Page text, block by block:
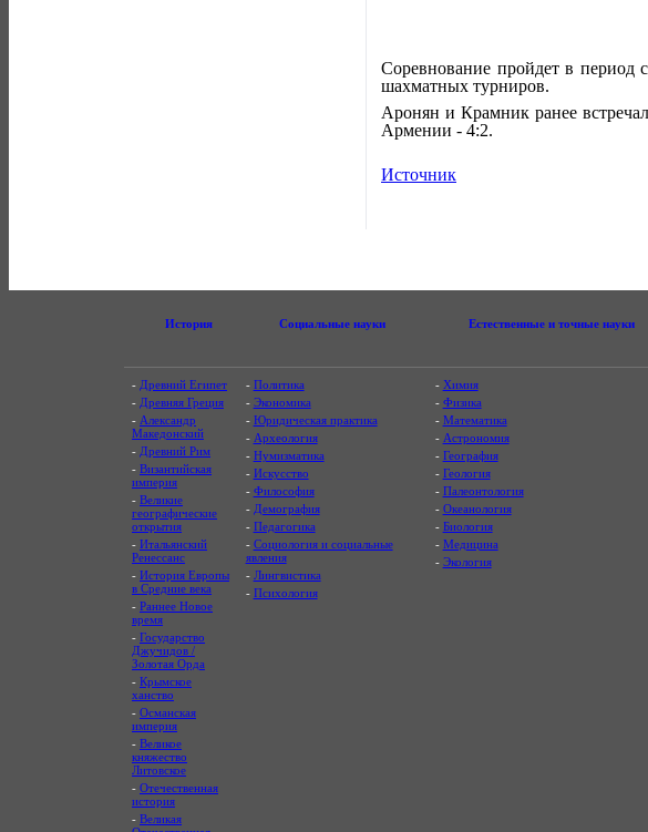
Соревнование пройдет в период
шахматных турниров.
Аронян и Крамник ранее
Армении - 4:2.
Источник
История Социальные науки Естественные и точные науки
- Древний Египет
- Древняя Греция
- Александр
Македонский
- Древний Рим
- Византийская
империя
- Великие
географические
открытия
- Итальянский
Ренессанс
- История Европы
в Средние века
- Раннее Новое
время
- Государство
Джучидов /
Золотая Орда
- Крымское
ханство
- Османская
империя
- Великое
княжество
Литовское
- Отечественная
история
- Великая
- Политика
- Экономика
- Юридическая практика
- Археология
- Нумизматика
- Искусство
- Философия
- Демография
- Педагогика
- Социология и социальные
явления
- Лингвистика
- Психология
- Химия
- Физика
- Математика
- Астрономия
- География
- Геология
- Палеонтология
- Океанология
- Биология
- Медицина
- Экология